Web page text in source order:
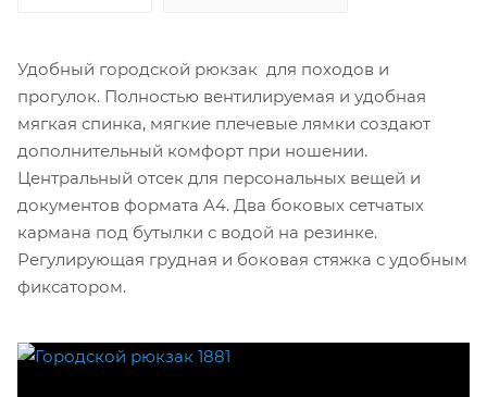
Удобный городской рюкзак для походов и
прогулок. Полностью вентилируемая и удобная
мягкая спинка, мягкие плечевые лямки создают
дополнительный комфорт при ношении.
Центральный отсек для персональных вещей и
документов формата A4. Два боковых сетчатых
кармана под бутылки с водой на резинке.
Регулирующая грудная и боковая стяжка с удобным
фиксатором.